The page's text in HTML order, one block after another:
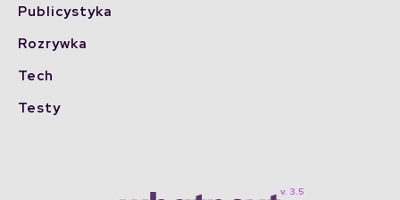
Publicystyka
Rozrywka
Tech
Testy